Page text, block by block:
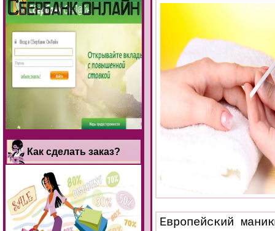
Как сделать заказ?
Европейский